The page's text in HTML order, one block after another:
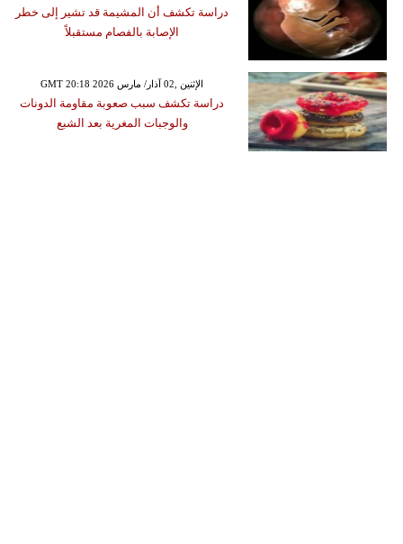
دراسة تكشف أن المشيمة قد تشير إلى خطر
الإصابة بالفصام مستقبلاً
GMT 20:18 2026 الإثنين ,02 آذار/ مارس
دراسة تكشف سبب صعوبة مقاومة الدونات
والوجبات المغرية بعد الشبع